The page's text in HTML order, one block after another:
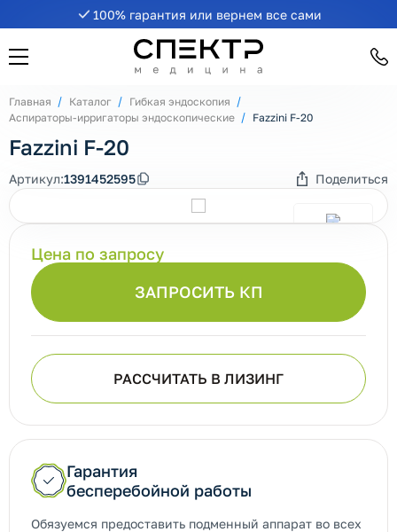
100% гарантия или вернем все сами
Главная Каталог
Гибкая эндоскопия
Аспираторы-ирригаторы эндоскопические
Fazzini F-20
Fazzini F-20
Артикул:1391452595 Поделиться
ЗАПРОСИТЬ КП
Цена по запросу
РАССЧИТАТЬ В ЛИЗИНГ
Гарантия
бесперебойной работы
Обязуемся предоставить подменный аппарат во всех